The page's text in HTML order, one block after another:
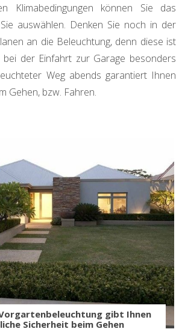
Klimabedingungen können Sie das
auswählen. Denken Sie noch in der
an die Beleuchtung, denn diese ist
der Einfahrt zur Garage besonders
Weg abends garantiert Ihnen
Gehen, bzw. Fahren.
gibt Ihnen
Sicherheit beim Gehen